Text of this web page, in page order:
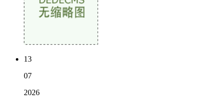
13
07
2026